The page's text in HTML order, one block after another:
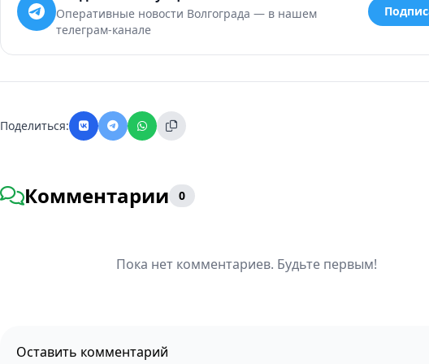
Оперативные новости Волгограда — в нашем
телеграм-канале
Поделиться:
Комментарии 0
Пока нет комментариев. Будьте первым!
Оставить комментарий